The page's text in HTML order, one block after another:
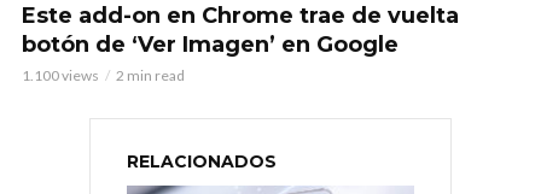
Este add-on en Chrome trae de vuelta
botón de ‘Ver Imagen’ en Google
1.100 views 2 min read
RELACIONADOS